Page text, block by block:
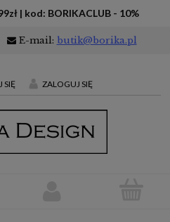
| kod: BORIKACLUB - 10%
E-mail: butik@borika.pl
SIĘ ZALOGUJ SIĘ